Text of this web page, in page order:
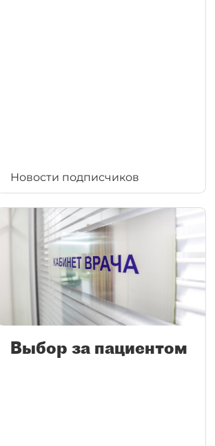
Новости подписчиков
Выбор за пациентом